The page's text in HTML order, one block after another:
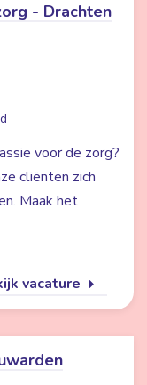
- Drachten
voor de zorg?
cliënten zich
Maak het
vacature